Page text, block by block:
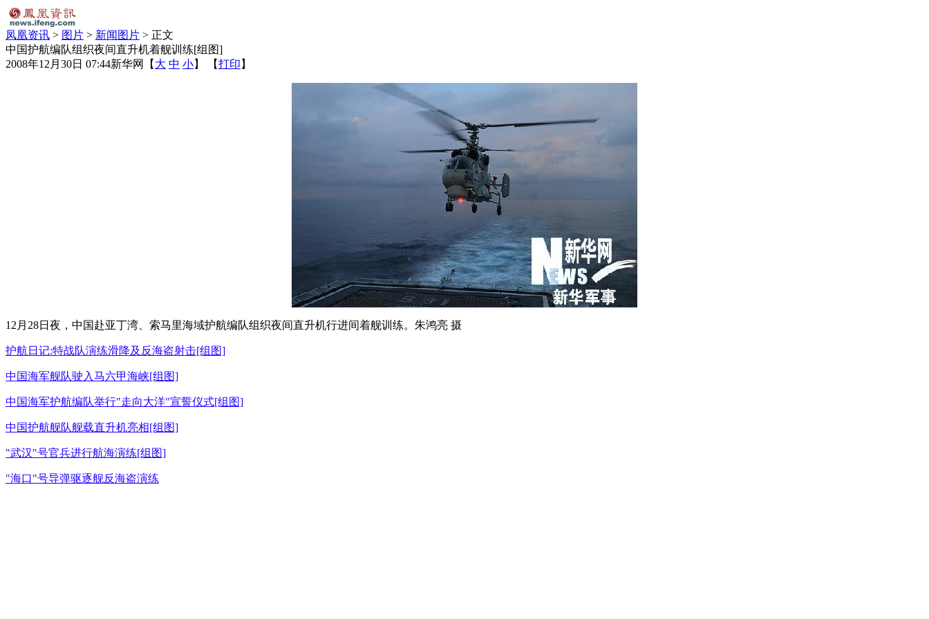
凤凰资讯 > 图片 > 新闻图片 > 正文
中国护航编队组织夜间直升机着舰训练[组图]
2008年12月30日 07:44新华网 【 大 中 小】 【打印 】
12月28日夜，中国赴亚丁湾、索马里海域护航编队组织夜间直升机行进间着舰训练。朱鸿亮 摄
护航日记:特战队演练滑降及反海盗射击[组图]
中国海军舰队驶入马六甲海峡[组图]
中国海军护航编队举行"走向大洋"宣誓仪式[组图]
中国护航舰队舰载直升机亮相[组图]
"武汉"号官兵进行航海演练[组图]
"海口"号导弹驱逐舰反海盗演练